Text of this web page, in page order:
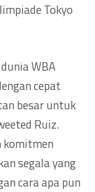
Tokyo
WBA
cepat
besar untuk
Ruiz.
komitmen
segala yang
cara apa pun